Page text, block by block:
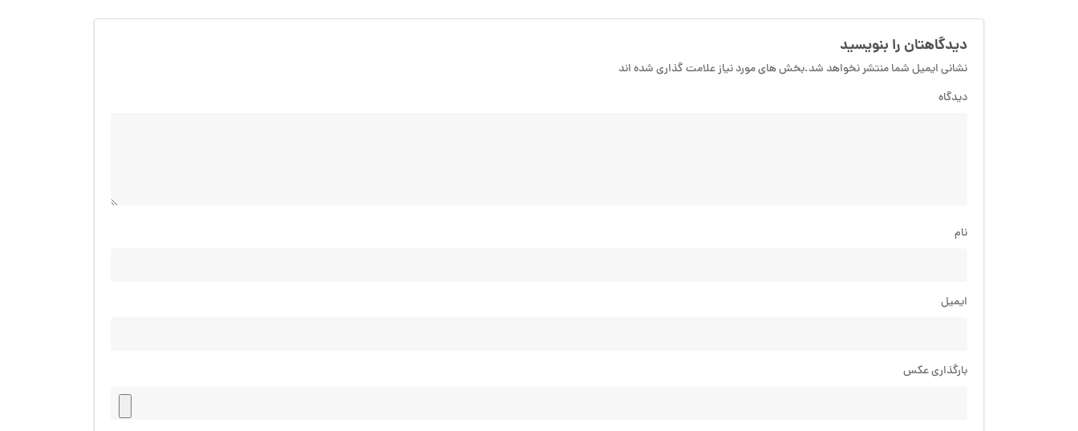
دیدگاهتان را بنویسید
نشانی ایمیل شما منتشر نخواهد شد.بخش های مورد نیاز علامت گذاری شده اند
دیدگاه
نام
ایمیل
بارگذاری عکس